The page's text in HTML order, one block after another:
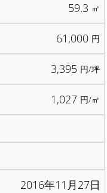
59.3 ㎡
61,000 円
3,395 円/坪
1,027 円/㎡
2016年11月27日